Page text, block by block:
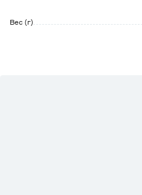
Вес (г)